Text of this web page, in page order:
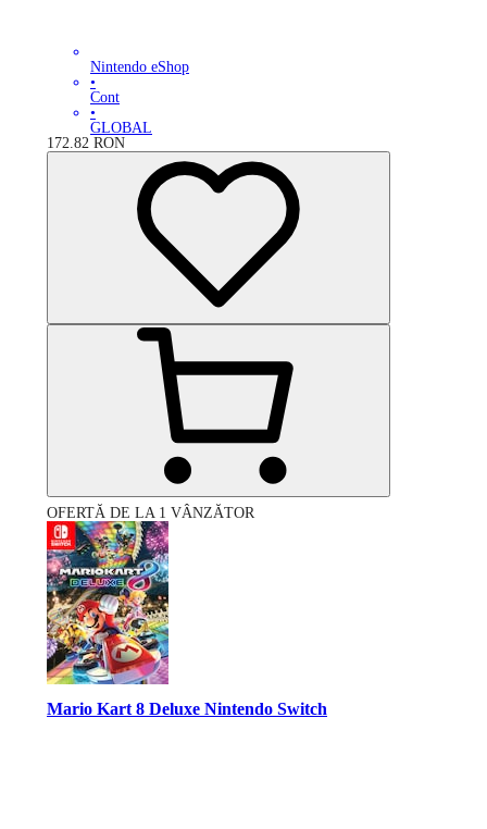
Nintendo eShop
•
Cont
•
GLOBAL
172.82 RON
OFERTĂ DE LA 1 VÂNZĂTOR
Mario Kart 8 Deluxe Nintendo Switch